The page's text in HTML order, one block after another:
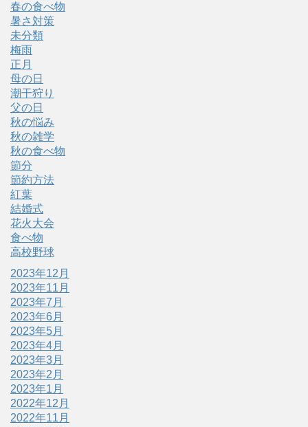
春の食べ物
暑さ対策
未分類
梅雨
正月
母の日
潮干狩り
父の日
秋の悩み
秋の雑学
秋の食べ物
節分
節約方法
紅葉
結婚式
花火大会
食べ物
高校野球
2023年12月
2023年11月
2023年7月
2023年6月
2023年5月
2023年4月
2023年3月
2023年2月
2023年1月
2022年12月
2022年11月